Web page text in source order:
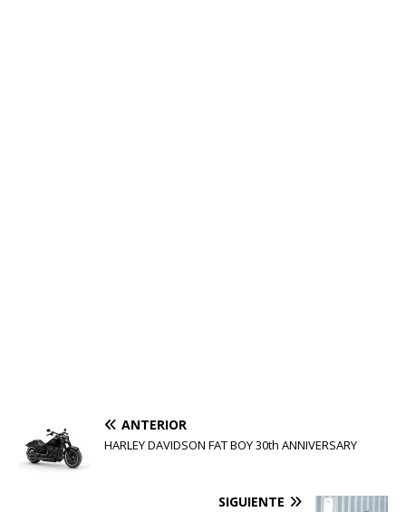
ANTERIOR
HARLEY DAVIDSON FAT BOY 30th ANNIVERSARY
SIGUIENTE